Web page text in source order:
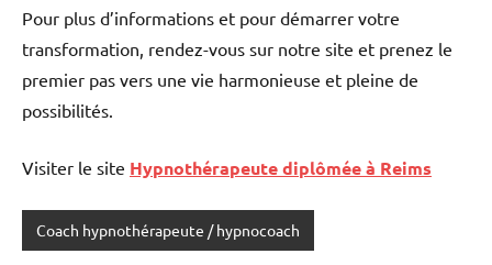
Pour plus d’informations et pour démarrer votre
transformation, rendez-vous sur notre site et prenez le
premier pas vers une vie harmonieuse et pleine de
possibilités.
Visiter le site Hypnothérapeute diplômée à Reims
Coach hypnothérapeute / hypnocoach